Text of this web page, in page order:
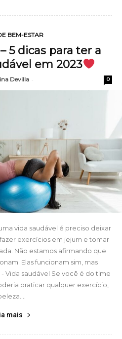
BEM-ESTAR
5 dicas para ter a
em 2023
Devilla - 0
vida saudável é preciso deixar
exercícios em jejum e tomar
Não estamos afirmando que
Elas funcionam sim, mas
Vida saudável Se você é do time
praticar qualquer exercício,
mais